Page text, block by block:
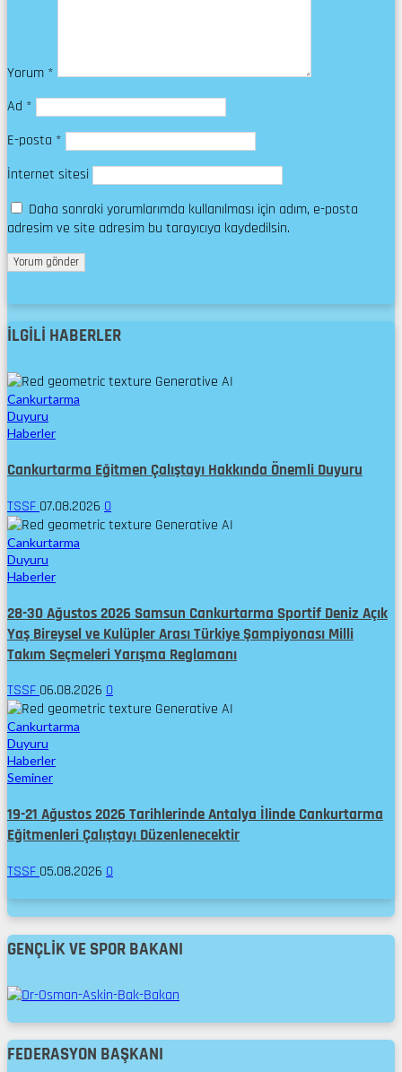
Yorum *
Ad *
E-posta *
İnternet sitesi
Daha sonraki yorumlarımda kullanılması için adım, e-posta
adresim ve site adresim bu tarayıcıya kaydedilsin.
İLGILI HABERLER
Cankurtarma
Duyuru
Haberler
Cankurtarma Eğitmen Çalıştayı Hakkında Önemli Duyuru
TSSF 07.08.2026 0
Cankurtarma
Duyuru
Haberler
28-30 Ağustos 2026 Samsun Cankurtarma Sportif Deniz Açık
Yaş Bireysel ve Kulüpler Arası Türkiye Şampiyonası Milli
Takım Seçmeleri Yarışma Reglamanı
TSSF06.08.2026 0
Cankurtarma
Duyuru
Haberler
Seminer
19-21 Ağustos 2026 Tarihlerinde Antalya İlinde Cankurtarma
Eğitmenleri Çalıştayı Düzenlenecektir
TSSF 05.08.2026 0
GENÇLIK VE SPOR BAKANI
FEDERASYON BAŞKANI